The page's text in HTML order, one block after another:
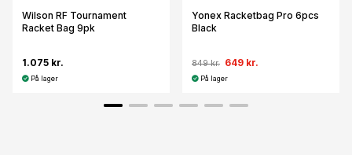
Wilson RF Tournament
Racket Bag 9pk
1.075 kr.
På lager
Yonex Racketbag Pro 6pcs
Black
849 kr. 649 kr.
På lager